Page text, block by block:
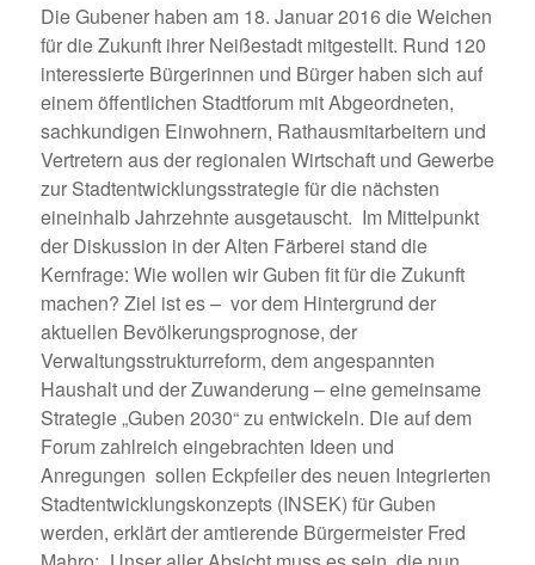
Die Gubener haben am 18. Januar 2016 die Weichen
für die Zukunft ihrer Neißestadt mitgestellt. Rund 120
interessierte Bürgerinnen und Bürger haben sich auf
einem öffentlichen Stadtforum mit Abgeordneten,
sachkundigen Einwohnern, Rathausmitarbeitern und
Vertretern aus der regionalen Wirtschaft und Gewerbe
zur Stadtentwicklungsstrategie für die nächsten
eineinhalb Jahrzehnte ausgetauscht. Im Mittelpunkt
der Diskussion in der Alten Färberei stand die
Kernfrage: Wie wollen wir Guben fit für die Zukunft
machen? Ziel ist es – vor dem Hintergrund der
aktuellen Bevölkerungsprognose, der
Verwaltungsstrukturreform, dem angespannten
Haushalt und der Zuwanderung – eine gemeinsame
Strategie „Guben 2030“ zu entwickeln. Die auf dem
Forum zahlreich eingebrachten Ideen und
Anregungen sollen Eckpfeiler des neuen Integrierten
Stadtentwicklungskonzepts (INSEK) für Guben
werden, erklärt der amtierende Bürgermeister Fred